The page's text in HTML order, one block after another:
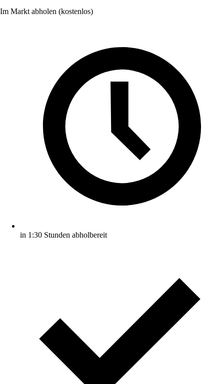
Im Markt abholen (kostenlos)
in 1:30 Stunden abholbereit